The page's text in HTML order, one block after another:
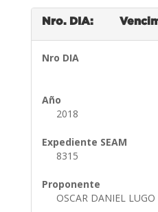
Nro. DIA:
Nro DIA
Año
2018
Expediente SEAM
8315
Proponente
OSCAR DANIEL